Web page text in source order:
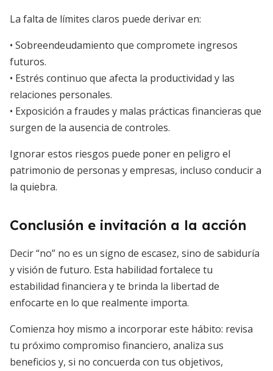
La falta de límites claros puede derivar en:
• Sobreendeudamiento que compromete ingresos
futuros.
• Estrés continuo que afecta la productividad y las
relaciones personales.
• Exposición a fraudes y malas prácticas financieras que
surgen de la ausencia de controles.
Ignorar estos riesgos puede poner en peligro el
patrimonio de personas y empresas, incluso conducir a
la quiebra.
Conclusión e invitación a la acción
Decir “no” no es un signo de escasez, sino de sabiduría
y visión de futuro. Esta habilidad fortalece tu
estabilidad financiera y te brinda la libertad de
enfocarte en lo que realmente importa.
Comienza hoy mismo a incorporar este hábito: revisa
tu próximo compromiso financiero, analiza sus
beneficios y, si no concuerda con tus objetivos,